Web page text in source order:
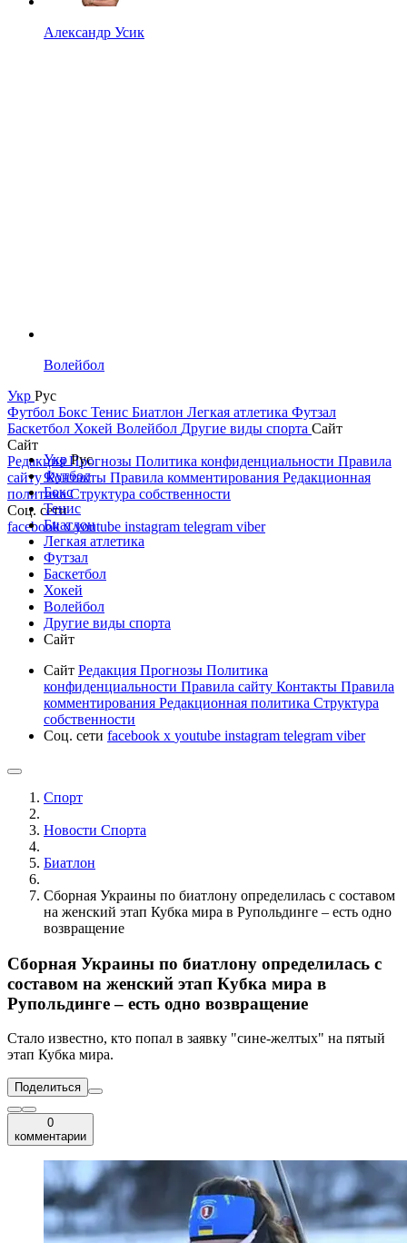
Александр Усик
Волейбол
Укр Рус
Футбол Бокс Тенис Биатлон Легкая атлетика Футзал
Баскетбол Хокей Волейбол Другие виды спорта Сайт
Сайт
РедакцияПрогнозы Политика конфиденциальности Правила
сайтуКонтакты Правила комментирования Редакционная
политикаСтруктура собственности
Соц. сети
facebookxyoutube instagram telegram viber
УкрРус
Футбол
Бокс
Тенис
Биатлон
Легкая атлетика
Футзал
Баскетбол
Хокей
Волейбол
Другие виды спорта
Сайт
Сайт Редакция Прогнозы Политика
конфиденциальности Правила сайту Контакты Правила
комментирования Редакционная политика Структура
собственности
Соц. сети facebook x youtube instagram telegram viber
Спорт
Новости Cпорта
Биатлон
Сборная Украины по биатлону определилась с составом
на женский этап Кубка мира в Рупольдинге – есть одно
возвращение
Сборная Украины по биатлону определилась с
составом на женский этап Кубка мира в
Рупольдинге – есть одно возвращение
Стало известно, кто попал в заявку "сине-желтых" на пятый
этап Кубка мира.
Поделиться
0
комментарии